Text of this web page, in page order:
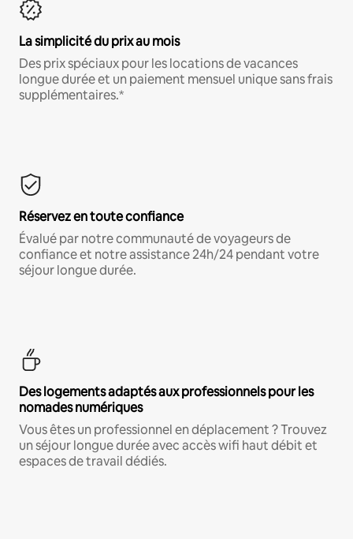
La simplicité du prix au mois
Des prix spéciaux pour les locations de vacances
longue durée et un paiement mensuel unique sans frais
supplémentaires.*
Réservez en toute confiance
Évalué par notre communauté de voyageurs de
confiance et notre assistance 24h/24 pendant votre
séjour longue durée.
Des logements adaptés aux professionnels pour les
nomades numériques
Vous êtes un professionnel en déplacement ? Trouvez
un séjour longue durée avec accès wifi haut débit et
espaces de travail dédiés.